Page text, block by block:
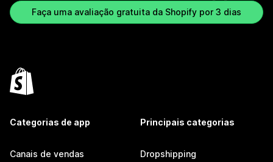
Faça uma avaliação gratuita da Shopify por 3 dias
Categorias de app
Canais de vendas
Principais categorias
Dropshipping